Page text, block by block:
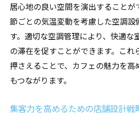
異常気象時におけるカフ
夫
季節ごとに異なるカフェの空
四季に合わせた最適な空
季節ごとの空調設備の運用
び
居心地の良い空間を演出することが
節ごとの気温変動を考慮した空調設
す。適切な空調管理により、快適な
の滞在を促すことができます。これ
押さえることで、カフェの魅力を高
もつながります。
集客力を高めるための店舗設計戦